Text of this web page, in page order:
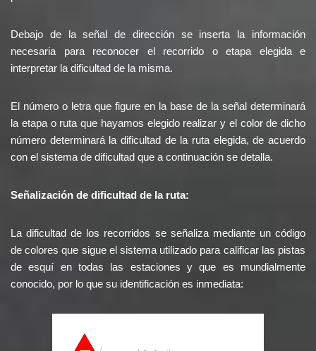
Debajo de la señal de dirección se inserta la información
necesaria para reconocer el recorrido o etapa elegida e
interpretar la dificultad de la misma.
El número o letra que figure en la base de la señal determinará
la etapa o ruta que hayamos elegido realizar y el color de dicho
número determinará la dificultad de la ruta elegida, de acuerdo
con el sistema de dificultad que a continuación se detalla.
Señalización de dificultad de la ruta:
La dificultad de los recorridos se señaliza mediante un código
de colores que sigue el sistema utilizado para calificar las pistas
de esquí en todas las estaciones y que es mundialmente
conocido, por lo que su identificación es inmediata: